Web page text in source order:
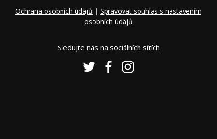
Ochrana osobních údajů | Spravovat souhlas s nastavením
osobních údajů
Sledujte nás na sociálních sítích